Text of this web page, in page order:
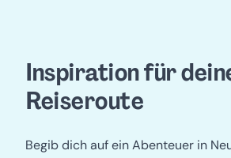
Inspiration für
Reiseroute
Begib dich auf ein Abenteuer in